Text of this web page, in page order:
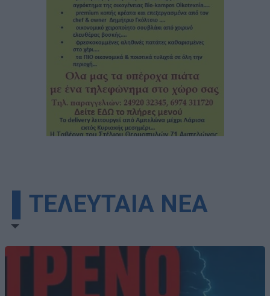
▌ΤΕΛΕΥΤΑΙΑ ΝΕΑ